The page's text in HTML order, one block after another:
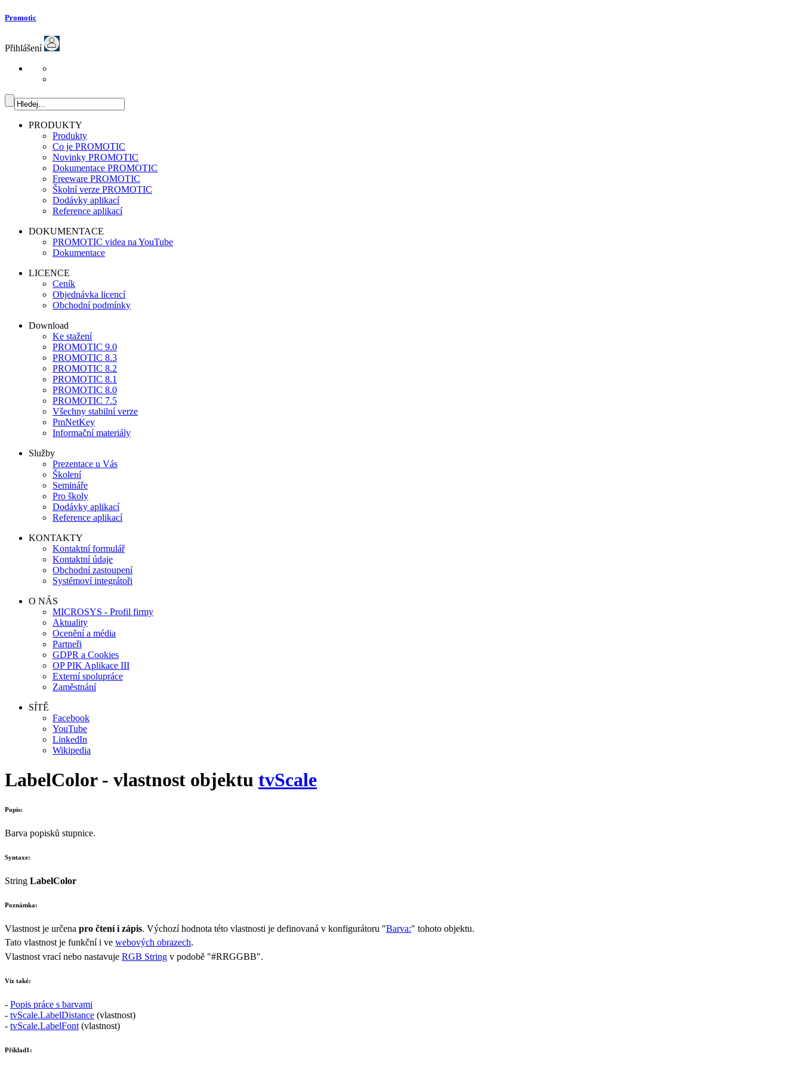
Promotic
Přihlášení
PRODUKTY
Produkty
Co je PROMOTIC
Novinky PROMOTIC
Dokumentace PROMOTIC
Freeware PROMOTIC
Školní verze PROMOTIC
Dodávky aplikací
Reference aplikací
DOKUMENTACE
PROMOTIC videa na YouTube
Dokumentace
LICENCE
Ceník
Objednávka licencí
Obchodní podmínky
Download
Ke stažení
PROMOTIC 9.0
PROMOTIC 8.3
PROMOTIC 8.2
PROMOTIC 8.1
PROMOTIC 8.0
PROMOTIC 7.5
Všechny stabilní verze
PmNetKey
Informační materiály
Služby
Prezentace u Vás
Školení
Semináře
Pro školy
Dodávky aplikací
Reference aplikací
KONTAKTY
Kontaktní formulář
Kontaktní údaje
Obchodní zastoupení
Systémoví integrátoři
O NÁS
MICROSYS - Profil firmy
Aktuality
Ocenění a média
Partneři
GDPR a Cookies
OP PIK Aplikace III
Externí spolupráce
Zaměstnání
SÍTĚ
Facebook
YouTube
LinkedIn
Wikipedia
LabelColor - vlastnost objektu tvScale
Popis:
Barva popisků stupnice.
Syntaxe:
String LabelColor
Poznámka:
Vlastnost je určena pro čtení i zápis. Výchozí hodnota této vlastnosti je definovaná v konfigurátoru "Barva:" tohoto objektu.
Tato vlastnost je funkční i ve webových obrazech.
Vlastnost vrací nebo nastavuje RGB String v podobě "#RRGGBB".
Viz také:
- Popis práce s barvami
- tvScale.LabelDistance (vlastnost)
- tvScale.LabelFont (vlastnost)
Příklad1: